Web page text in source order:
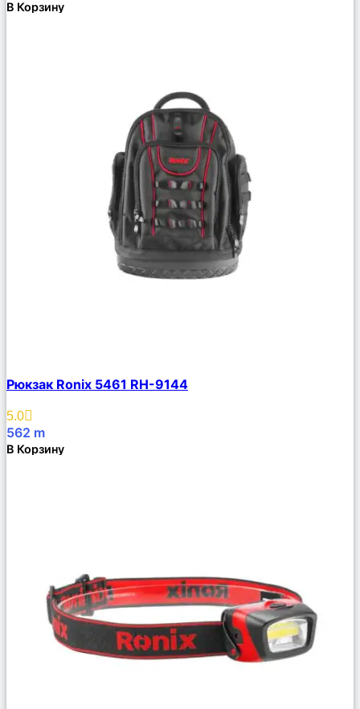
В Корзину
Описание
Избранное
Рюкзак Ronix 5461 RH-9144
5.0
562 m
В Корзину